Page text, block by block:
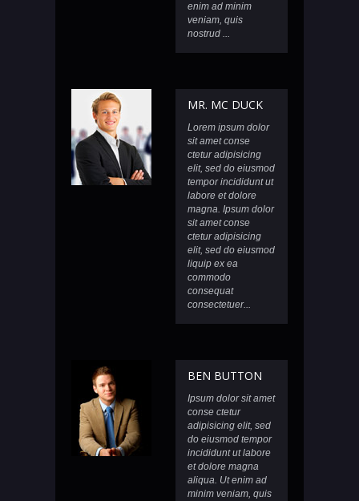
enim ad minim
veniam, quis
nostrud ...
MR. MC DUCK
Lorem ipsum dolor
sit amet conse
ctetur adipisicing
elit, sed do eiusmod
tempor incididunt ut
labore et dolore
magna. Ipsum dolor
sit amet conse
ctetur adipisicing
elit, sed do eiusmod
liquip ex ea
commodo
consequat
consectetuer...
BEN BUTTON
Ipsum dolor sit amet
conse ctetur
adipisicing elit, sed
do eiusmod tempor
incididunt ut labore
et dolore magna
aliqua. Ut enim ad
minim veniam, quis